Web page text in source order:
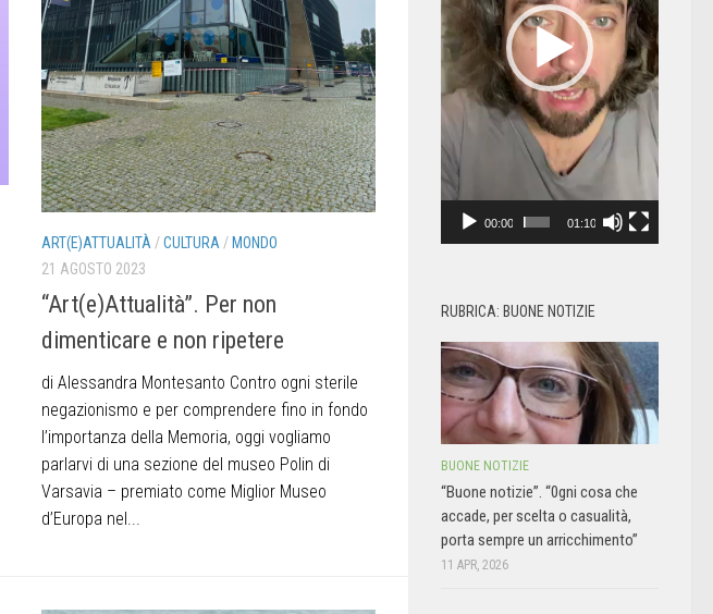
ART(E)ATTUALITÀ/CULTURA/ MONDO
21 AGOSTO 2023
“Art(e)Attualità”. Per non
dimenticare e non ripetere
di Alessandra Montesanto Contro ogni sterile
negazionismo e per comprendere fino in fondo
l’importanza della Memoria, oggi vogliamo
parlarvi di una sezione del museo Polin di
Varsavia – premiato come Miglior Museo
d’Europa nel...
00:00 01:10
RUBRICA: BUONE NOTIZIE
BUONE NOTIZIE
“Buone notizie”. “0gni cosa che
accade, per scelta o casualità,
porta sempre un arricchimento”
11 APR, 2026